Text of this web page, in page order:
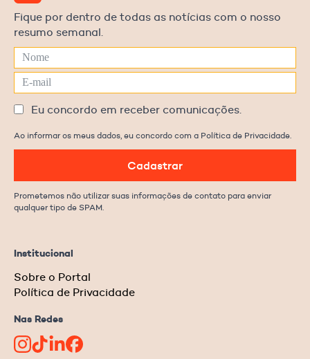
Institucional
Sobre o Portal
Política de Privacidade
Nas Redes
Fique por dentro de todas as notícias com o nosso
resumo semanal.
Eu concordo em receber comunicações.
Ao informar os meus dados, eu concordo com a Política de Privacidade.
Cadastrar
Prometemos não utilizar suas informações de contato para enviar
qualquer tipo de SPAM.